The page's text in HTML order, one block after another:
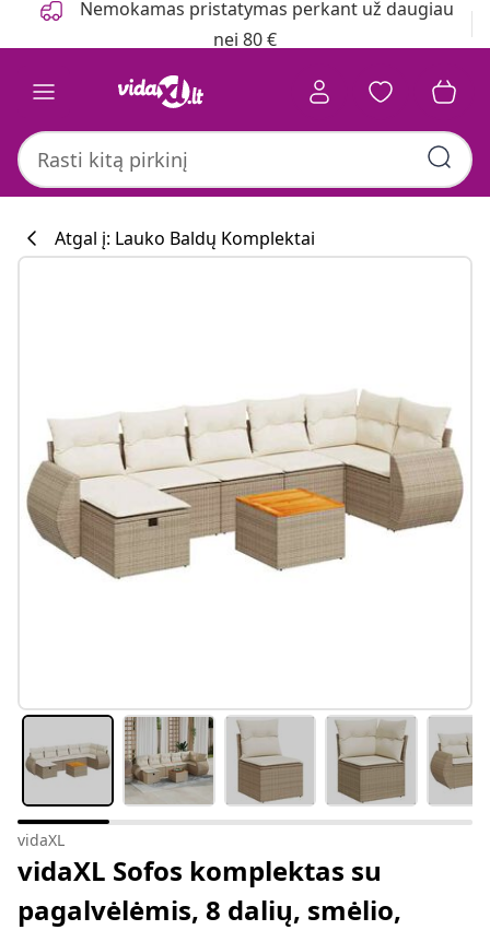
Nemokamas pristatymas perkant už daugiau
nei 80 €
Atgal į: Lauko Baldų Komplektai
vidaXL
vidaXL Sofos komplektas su
pagalvėlėmis, 8 dalių, smėlio,